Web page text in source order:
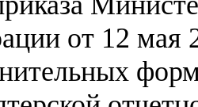
от 12 мая